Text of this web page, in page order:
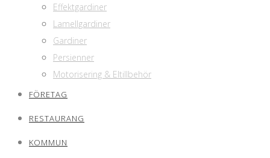
Effektgardiner
Lamellgardiner
Gardiner
Persienner
Motorisering & Eltillbehör
FÖRETAG
RESTAURANG
KOMMUN